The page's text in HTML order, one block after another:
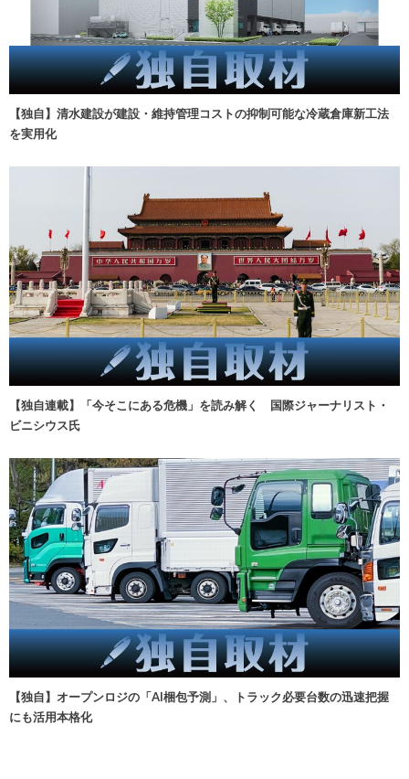
【独自】清水建設が建設・維持管理コストの抑制可能な冷蔵倉庫新工法
を実用化
【独自連載】「今そこにある危機」を読み解く 国際ジャーナリスト・
ビニシウス氏
【独自】オープンロジの「AI梱包予測」、トラック必要台数の迅速把握
にも活用本格化